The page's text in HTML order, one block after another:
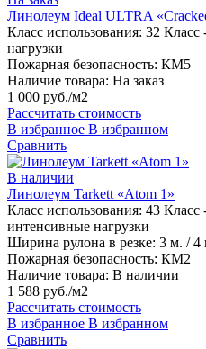
Линолеум Ideal ULTRA
Класс использования: 32 Класс
нагрузки
Пожарная безопасность: КМ5
Наличие товара: На заказ
1 000 руб./м2
Рассчитать стоимость
В избранное В избранном
Сравнить
В наличии
Линолеум Tarkett «Atom 1»
Класс использования: 43
интенсивные нагрузки
Ширина рулона в резке: 3 м. / 4
Пожарная безопасность: КМ2
Наличие товара: В наличии
1 588 руб./м2
Рассчитать стоимость
В избранное В избранном
Сравнить